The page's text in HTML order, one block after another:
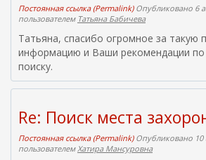
Постоянная ссылка (Permalink)Опубликовано 6
пользователем Татьяна Бабичева
Татьяна, спасибо огромное за такую
информацию и Ваши рекомендации
поиску.
Re: Поиск места
Постоянная ссылка (Permalink)Опубликовано 10
пользователем Хатира Мансуровна